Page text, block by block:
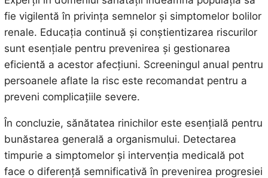
fie vigilentă în privința semnelor și simptomelor bolilor
renale. Educația continuă și conștientizarea riscurilor
sunt esențiale pentru prevenirea și gestionarea
eficientă a acestor afecțiuni. Screeningul anual pentru
persoanele aflate la risc este recomandat pentru a
preveni complicațiile severe.
În concluzie, sănătatea rinichilor este esențială pentru
bunăstarea generală a organismului. Detectarea
timpurie a simptomelor și intervenția medicală pot
face o diferență semnificativă în prevenirea progresiei